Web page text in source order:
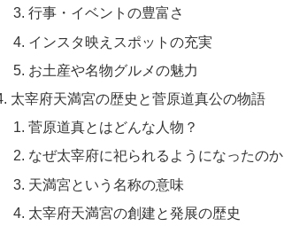
行事・イベントの豊富さ
インスタ映えスポットの充実
お土産や名物グルメの魅力
太宰府天満宮の歴史と菅原道真公の物語
菅原道真とはどんな人物？
なぜ太宰府に祀られるようになったのか
天満宮という名称の意味
太宰府天満宮の創建と発展の歴史